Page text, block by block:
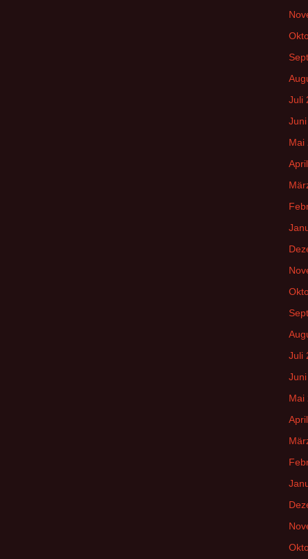
Juli
Mai
Juli
Mai